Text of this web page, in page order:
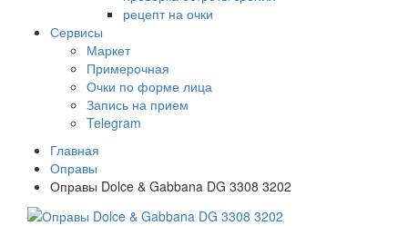
рецепт на очки
Сервисы
Маркет
Примерочная
Очки по форме лица
Запись на прием
Telegram
Главная
Оправы
Оправы Dolce & Gabbana DG 3308 3202